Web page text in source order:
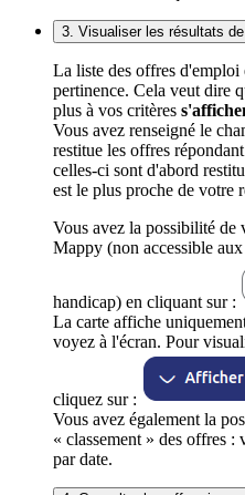
3. Visualiser les résultats
La liste des offres d'emploi
pertinence. Cela veut dire
plus à vos critères
Vous avez renseigné le
restitue les offres
celles-ci sont d'abord
est le plus proche de votre
Vous avez la possibilité de
Mappy (non accessible
handicap) en cliquant sur :
La carte affiche
voyez à l'écran. Pour
cliquez sur :
Vous avez également la
« classement » des offres
par date.